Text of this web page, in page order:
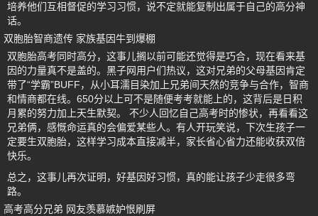
培养他们互相督促的学习习惯，说不定就能复制出属于自己的高分神
话。
双胞胎智商遗传 家族基因牛到爆棚
双胞胎高考同时高分，这事儿搁以前可能还觉得是巧合，现在看来基
因的力量真不是盖的。黑子网用户们热议，这对兄弟的父母基因肯定
带了“学霸”BUFF，从小耳濡目染加上兄弟间天然的竞争与合作，智商
和情商都在线。650分以上可不是随便考考就能上的，这背后是日积
月累的努力加上天生默契。 不少人回忆自己高考时的惨状，再看看这
兄弟俩，感慨命运真的会偏爱某些人。有人开玩笑说，下次生孩子一
定要生双胞胎，这样学习成本直接减半，家长省心省力还能收获双倍
快乐。
总之，这事儿再次证明，好基因好习惯，真的能让孩子少走很多弯
路。
高考高分兄弟 网友羡慕嫉妒恨刷屏